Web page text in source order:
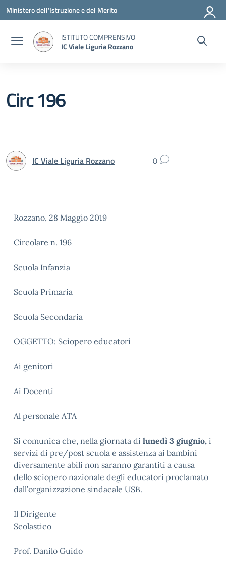
Vai ai contenuti
Vai al menu di navigazione
Vai al footer
Ministero dell'Istruzione e del Merito
ISTITUTO COMPRENSIVO
IC Viale Liguria Rozzano
Circ 196
IC Viale Liguria Rozzano 0
Rozzano, 28 Maggio 2019
Circolare n. 196
Scuola Infanzia
Scuola Primaria
Scuola Secondaria
OGGETTO: Sciopero educatori
Ai genitori
Ai Docenti
Al personale ATA
Si comunica che, nella giornata di lunedì 3 giugnio, i
servizi di pre/post scuola e assistenza ai bambini
diversamente abili non saranno garantiti a causa
dello sciopero nazionale degli educatori proclamato
dall’organizzazione sindacale USB.
Il Dirigente
Prof. Danilo Guido